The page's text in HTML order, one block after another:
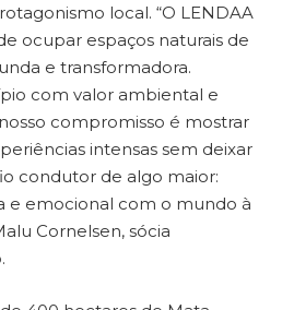
local. “O LENDAA
ocupar espaços naturais de
e transformadora.
com valor ambiental e
compromisso é mostrar
intensas sem deixar
condutor de algo maior:
e emocional com o mundo à
Cornelsen, sócia